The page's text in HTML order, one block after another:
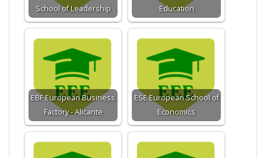
School of Leadership
Education
EBF European Business
Factory - Alicante
ESE European School of
Economics